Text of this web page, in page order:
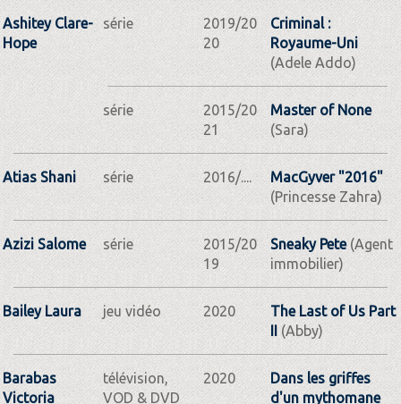
Ashitey Clare-
Hope
série
2019/20
20
Criminal :
Royaume-Uni
(Adele Addo)
série
2015/20
21
Master of None
(Sara)
Atias Shani série 2016/....
MacGyver "2016"
(Princesse Zahra)
Azizi Salome série
2015/20
19
Sneaky Pete(Agent
immobilier)
Bailey Laura jeu vidéo 2020
The Last of Us Part
II(Abby)
Barabas
Victoria
télévision,
VOD & DVD
2020
Dans les griffes
d'un mythomane